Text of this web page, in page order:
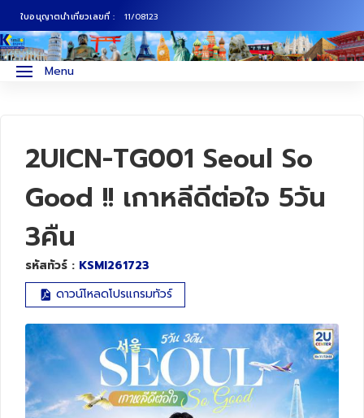
ใบอนุญาตนำเที่ยวเลขที่ : 11/08123
Menu
2UICN-TG001 Seoul So
Good !! เกาหลีดีต่อใจ 5วัน
3คืน
รหัสทัวร์ : KSMI261723
ดาวน์โหลดโปรแกรมทัวร์
ทัวร์ญี่ปุ่น
ทัวร์สแกนดิเนเวีย
ทัวร์จีน
ทัวร์ฮ่องกง
ทัวร์สิงคโปร์
ทัวร์ตุรเคีย
ทัวร์สวิตเซอร์แลนด์
ภาคเหนือ
ภาคตะวันตก
ภาคตะวันออก